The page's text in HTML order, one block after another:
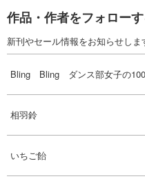
作品・作者をフォロー
新刊やセール情報をお知らせしま
Bling Bling ダンス部女子の100
相羽鈴
いちご飴